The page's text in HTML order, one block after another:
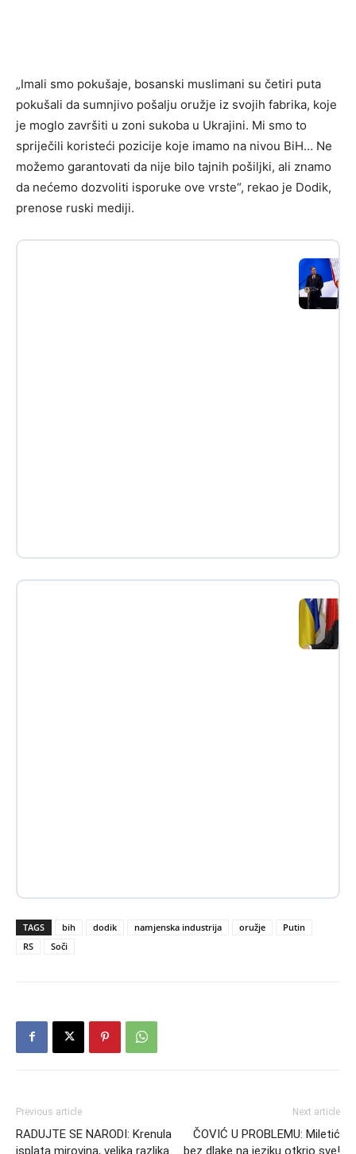
„Imali smo pokušaje, bosanski muslimani su četiri puta
pokušali da sumnjivo pošalju oružje iz svojih fabrika, koje
je moglo završiti u zoni sukoba u Ukrajini. Mi smo to
spriječili koristeći pozicije koje imamo na nivou BiH… Ne
možemo garantovati da nije bilo tajnih pošiljki, ali znamo
da nećemo dozvoliti isporuke ove vrste“, rekao je Dodik,
prenose ruski mediji.
TAGS bih dodik namjenska industrija oružje
Putin
RS
Soči
Previous article
RADUJTE SE NARODI: Krenula
isplata mirovina, velika razlika
Next article
ČOVIĆ U PROBLEMU: Miletić
bez dlake na jeziku otkrio sve!